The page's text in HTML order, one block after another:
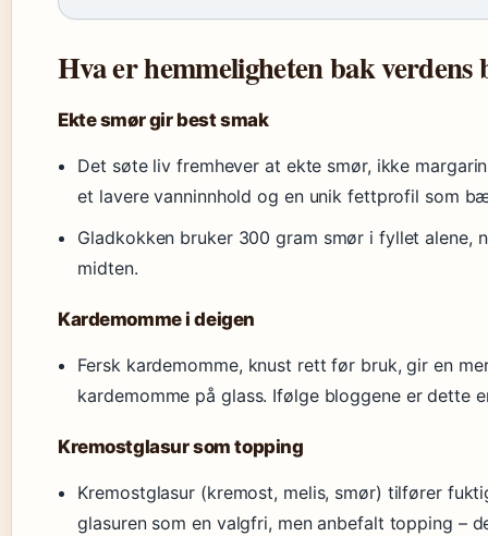
Hva er hemmeligheten bak verdens
Ekte smør gir best smak
Det søte liv fremhever at ekte smør, ikke
et lavere vanninnhold og en unik fettprofil som
Gladkokken bruker 300 gram smør i fyllet alene,
midten.
Kardemomme i deigen
Fersk kardemomme, knust rett før bruk, gir en
kardemomme på glass. Ifølge bloggene er dette
Kremostglasur som topping
Kremostglasur (kremost, melis, smør) tilfører
glasuren som en valgfri, men anbefalt topping –